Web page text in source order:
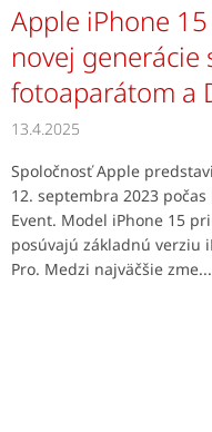
Apple iPhone
novej generácie
fotoaparátom a
13.4.2025
Spoločnosť Apple
12. septembra 2023
Event. Model iPhone 15
posúvajú základnú verziu
Pro. Medzi najväčšie zme...